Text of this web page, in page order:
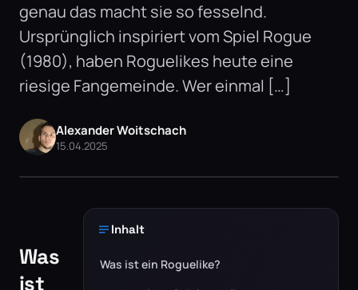
genau das macht sie so fesselnd.
Ursprünglich inspiriert vom Spiel Rogue
(1980), haben Roguelikes heute eine
riesige Fangemeinde. Wer einmal […]
Alexander Woitschach
15.04.2025
Was
ist
Inhalt
Was ist ein Roguelike?